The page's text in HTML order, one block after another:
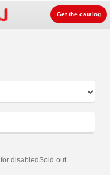
Get the catalog
for disabledSold out